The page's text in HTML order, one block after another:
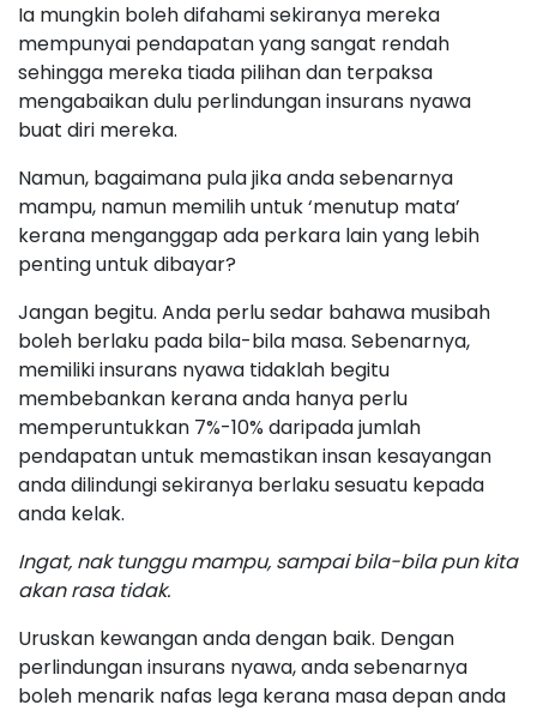
Ia mungkin boleh difahami sekiranya mereka
mempunyai pendapatan yang sangat rendah
sehingga mereka tiada pilihan dan terpaksa
mengabaikan dulu perlindungan insurans nyawa
buat diri mereka.
Namun, bagaimana pula jika anda sebenarnya
mampu, namun memilih untuk ‘menutup mata’
kerana menganggap ada perkara lain yang lebih
penting untuk dibayar?
Jangan begitu. Anda perlu sedar bahawa musibah
boleh berlaku pada bila-bila masa. Sebenarnya,
memiliki insurans nyawa tidaklah begitu
membebankan kerana anda hanya perlu
memperuntukkan 7%-10% daripada jumlah
pendapatan untuk memastikan insan kesayangan
anda dilindungi sekiranya berlaku sesuatu kepada
anda kelak.
Ingat, nak tunggu mampu, sampai bila-bila pun kita
akan rasa tidak.
Uruskan kewangan anda dengan baik. Dengan
perlindungan insurans nyawa, anda sebenarnya
boleh menarik nafas lega kerana masa depan anda